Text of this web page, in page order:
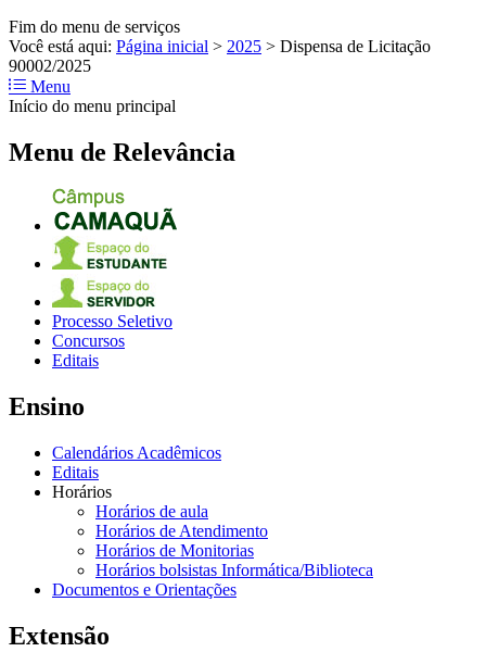
Fim do menu de serviços
Você está aqui: Página inicial > 2025 > Dispensa de Licitação
90002/2025
Menu
Início do menu principal
Menu de Relevância
Processo Seletivo
Concursos
Editais
Ensino
Calendários Acadêmicos
Editais
Horários
Horários de aula
Horários de Atendimento
Horários de Monitorias
Horários bolsistas Informática/Biblioteca
Documentos e Orientações
Extensão